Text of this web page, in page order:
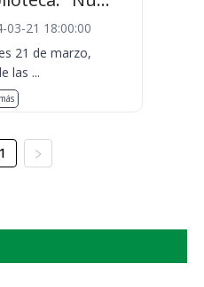
03-21 18:00:00
21 de marzo,
las ...
1